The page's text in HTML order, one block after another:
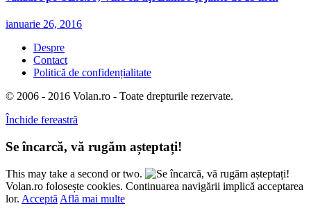
ianuarie 26, 2016
Despre
Contact
Politică de confidențialitate
© 2006 - 2016 Volan.ro - Toate drepturile rezervate.
Închide fereastră
Se încarcă, vă rugăm așteptați!
This may take a second or two.
Volan.ro folosește cookies. Continuarea navigării implică acceptarea
lor. Acceptă Află mai multe